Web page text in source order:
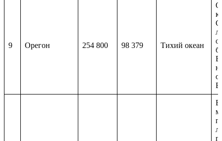
9 Орегон 254 800 98 379 Тихий океан